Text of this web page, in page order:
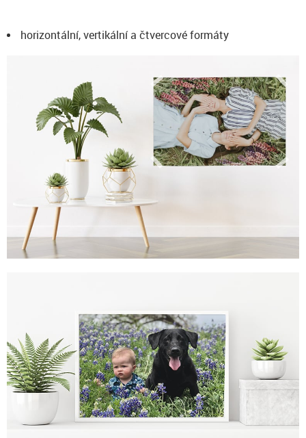
horizontální, vertikální a čtvercové formáty